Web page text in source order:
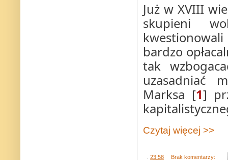
Już w XVIII
skupieni
bardzo
tak
uzasadniać
Marksa [1]
Czytaj więcej >>
23:58 Brak komentarzy: